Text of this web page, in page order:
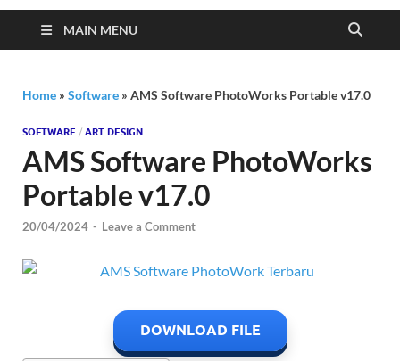
MAIN MENU
Home » Software » AMS Software PhotoWorks Portable v17.0
SOFTWARE / ART DESIGN
AMS Software PhotoWorks
Portable v17.0
20/04/2024 - Leave a Comment
DOWNLOAD FILE